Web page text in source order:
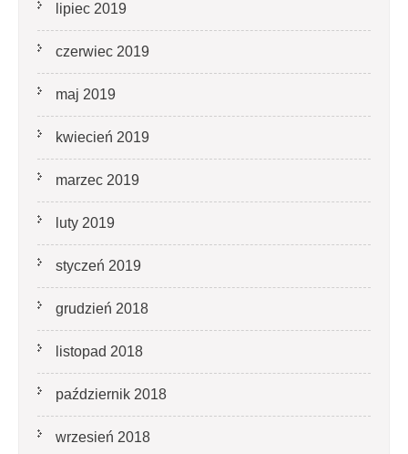
lipiec 2019
czerwiec 2019
maj 2019
kwiecień 2019
marzec 2019
luty 2019
styczeń 2019
grudzień 2018
listopad 2018
październik 2018
wrzesień 2018